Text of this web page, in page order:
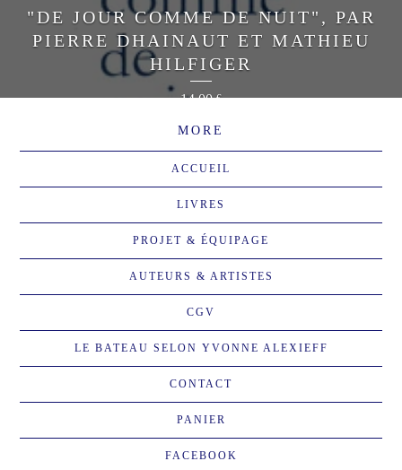
"DE JOUR COMME DE NUIT", PAR
PIERRE DHAINAUT ET MATHIEU
HILFIGER
14,00€
MORE
ACCUEIL
LIVRES
PROJET & ÉQUIPAGE
AUTEURS & ARTISTES
CGV
LE BATEAU SELON YVONNE ALEXIEFF
CONTACT
PANIER
FACEBOOK